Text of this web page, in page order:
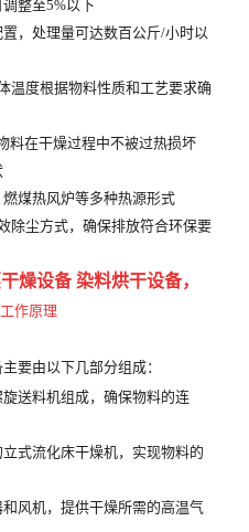
整至5%以下
，处理量可达数百公斤/小时以
温度根据物料性质和工艺要求确
料在干燥过程中不被过热损坏
煤热风炉等多种热源形式
除尘方式，确保排放符合环保要
燥设备 染料烘干设备，
作原理
要由以下几部分组成：
送料机组成，确保物料的连
式流化床干燥机，实现物料的
风机，提供干燥所需的高温气